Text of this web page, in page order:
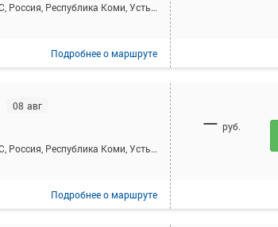
Айкино с. АС, Россия, Республика Коми, Усть-Вымский район, село Айкино, Центральная ул, 189А
Подробнеео маршруте
08 авг
Айкино с. АС, Россия, Республика Коми, Усть-Вымский район, село Айкино, Центральная ул, 189А
Подробнеео маршруте
— руб.